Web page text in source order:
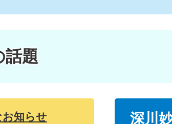
話題
深川
お知らせ